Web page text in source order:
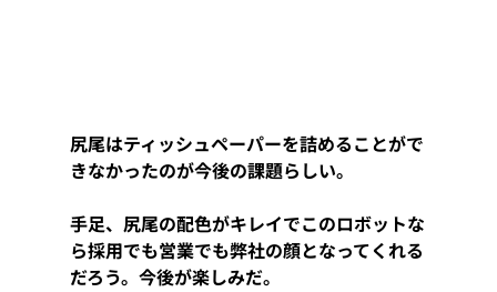
尻尾はティッシュペーパーを詰めることがで
きなかったのが今後の課題らしい。
手足、尻尾の配色がキレイでこのロボットな
ら採用でも営業でも弊社の顔となってくれる
だろう。今後が楽しみだ。